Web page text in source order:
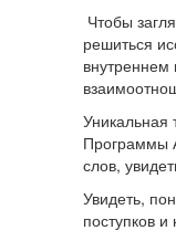
Чтобы
решиться
внутреннем
Уникальная
Программы
слов,
Увидеть,
поступков